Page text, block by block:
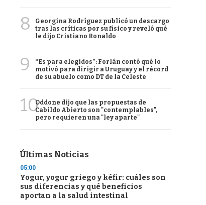
8
Georgina Rodríguez publicó un descargo
tras las críticas por su físico y reveló qué
le dijo Cristiano Ronaldo
9
“Es para elegidos”: Forlán contó qué lo
motivó para dirigir a Uruguay y el récord
de su abuelo como DT de la Celeste
10Oddone dijo que las propuestas de
Cabildo Abierto son "contemplables",
pero requieren una "ley aparte"
Últimas Noticias
05:00
Yogur, yogur griego y kéfir: cuáles son
sus diferencias y qué beneficios
aportan a la salud intestinal